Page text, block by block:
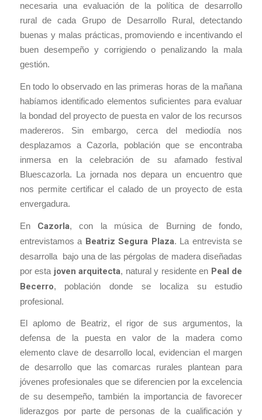
necesaria una evaluación de la política de desarrollo
rural de cada Grupo de Desarrollo Rural, detectando
buenas y malas prácticas, promoviendo e incentivando el
buen desempeño y corrigiendo o penalizando la mala
gestión.
En todo lo observado en las primeras horas de la mañana
habíamos identificado elementos suficientes para evaluar
la bondad del proyecto de puesta en valor de los recursos
madereros. Sin embargo, cerca del mediodía nos
desplazamos a Cazorla, población que se encontraba
inmersa en la celebración de su afamado festival
Bluescazorla. La jornada nos depara un encuentro que
nos permite certificar el calado de un proyecto de esta
envergadura.
En Cazorla, con la música de Burning de fondo,
entrevistamos a Beatriz Segura Plaza. La entrevista se
desarrolla bajo una de las pérgolas de madera diseñadas
por esta joven arquitecta, natural y residente en Peal de
Becerro, población donde se localiza su estudio
profesional.
El aplomo de Beatriz, el rigor de sus argumentos, la
defensa de la puesta en valor de la madera como
elemento clave de desarrollo local, evidencian el margen
de desarrollo que las comarcas rurales plantean para
jóvenes profesionales que se diferencien por la excelencia
de su desempeño, también la importancia de favorecer
liderazgos por parte de personas de la cualificación y